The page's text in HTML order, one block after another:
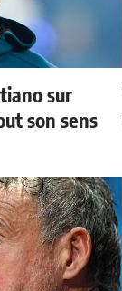
sur
son sens